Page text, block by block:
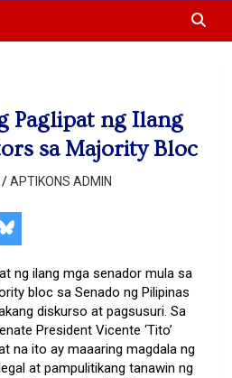
Paglipat ng Ilang
sa Majority Bloc
APTIKONS ADMIN
Share
ng ilang mga senador mula sa
bloc sa Senado ng Pilipinas
diskurso at pagsusuri. Sa
President Vicente ‘Tito’
na ito ay maaaring magdala ng
at pampulitikang tanawin ng